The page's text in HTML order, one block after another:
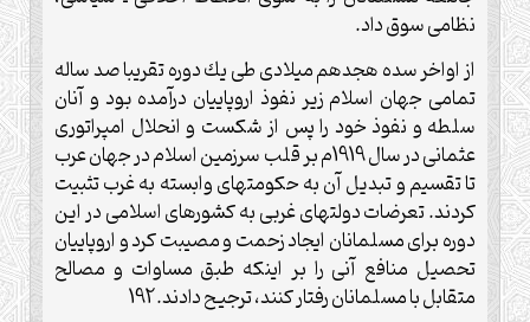
نظامى سوق داد.
از اواخر سده هجدهم ميلادى طى يك دوره تقريبا صد ساله
تمامى جهان اسلام زير نفوذ اروپاييان درآمده بود و آنان
سلطه و نفوذ خود را پس از شكست و انحلال امپراتورى
عثمانى در سال 1919م بر قلب سرزمين اسلام در جهان عرب
تا تقسيم و تبديل آن به حكومت‏هاى وابسته به غرب تثبيت
كردند. تعرضات دولت‏هاى غربى به كشورهاى اسلامى در اين
دوره براى مسلمانان ايجاد زحمت و مصيبت كرد و اروپاييان
تحصيل منافع آنى را بر اينكه طبق مساوات و مصالح
متقابل با مسلمانان رفتار كنند، ترجيح دادند.192